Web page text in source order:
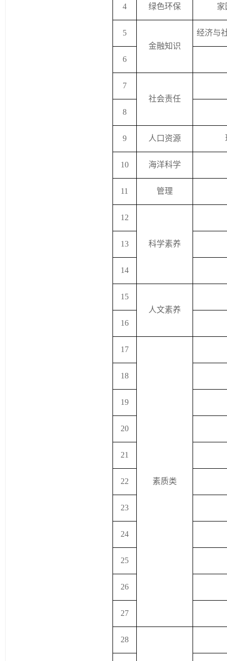
4 绿色环保 家
5
金融知识
经济与
6
7
社会责任
8
9 人口资源
10 海洋科学
11 管理
12
科学素养
13
14
15
人文素养
16
17
素质类
18
19
20
21
22
23
24
25
26
27
28